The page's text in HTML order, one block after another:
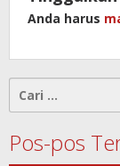
Anda harus
untuk:
Pos-pos